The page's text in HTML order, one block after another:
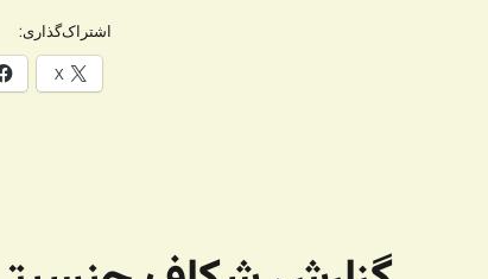
اشتراک‌گذاری:
X